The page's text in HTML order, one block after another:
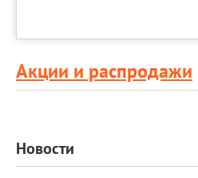
Акции и распродажи
Новости